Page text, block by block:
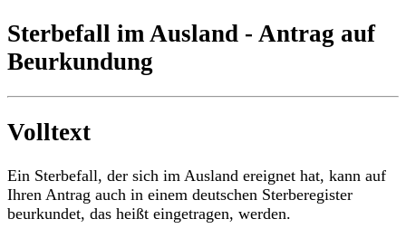
Sterbefall im Ausland - Antrag auf
Beurkundung
Volltext
Ein Sterbefall, der sich im Ausland ereignet hat, kann auf
Ihren Antrag auch in einem deutschen Sterberegister
beurkundet, das heißt eingetragen, werden.